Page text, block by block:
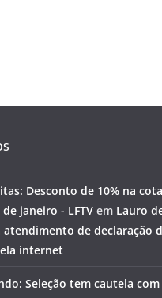
Desconto de 10% na
janeiro - LFTV em Lauro
de declaração
internet
Seleção tem cautela